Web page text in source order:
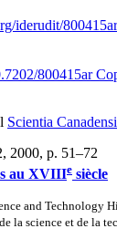
iderudit/
800415ar
Scientia
2000, p. 51–72
au XVIIIe siècle
and Technology
la science et de la